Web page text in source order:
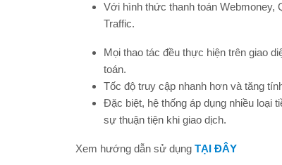
Với hình thức thanh toán Webmoney,
Traffic.
Mọi thao tác đều thực hiện trên giao
toán.
Tốc độ truy cập nhanh hơn và tăng
Đặc biệt, hệ thống áp dụng nhiều loại
sự thuận tiện khi giao dịch.
Xem hướng dẫn sử dụng TẠI ĐÂY